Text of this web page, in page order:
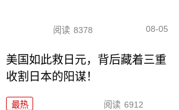
阅读 8378 08-05
美国如此救日元，背后藏着三重
收割日本的阳谋！
最热 阅读 6912